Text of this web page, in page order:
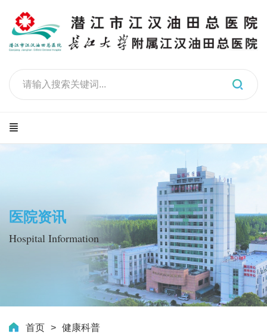
医院资讯
Hospital Information
首页
健康科普